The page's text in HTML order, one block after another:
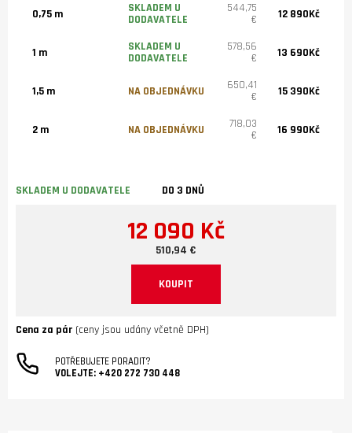
0,75 m
SKLADEM U
DODAVATELE
544,75
€
12 890Kč
1 m
SKLADEM U
DODAVATELE
578,56
€
13 690Kč
1,5 m NA OBJEDNÁVKU
650,41
€
15 390Kč
2 m NA OBJEDNÁVKU
718,03
€
16 990Kč
SKLADEM U DODAVATELE DO 3 DNŮ
12 090 Kč
510,94 €
KOUPIT
Cena za pár (ceny jsou udány včetně DPH)
POTŘEBUJETE PORADIT?
VOLEJTE: +420 272 730 448